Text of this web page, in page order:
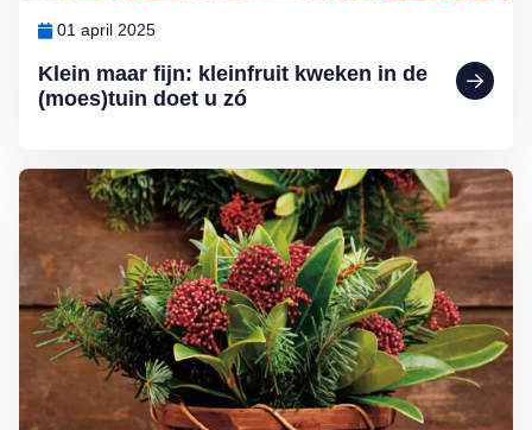
Klein maar fijn: kleinfruit kweken in de
(moes)tuin doet u zó
01 april 2025
Lees meer over Zelf kerststukjes maken doet u zó